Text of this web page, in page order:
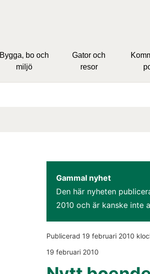
Bygga, bo och
miljö
Gator och
resor
Gammal nyhet
Den här nyheten
2010 och är kanske inte
Publicerad 19 februari 2010
19 februari 2010